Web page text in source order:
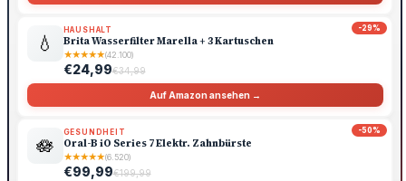
-29%
💧
HAUSHALT
Brita Wasserfilter Marella + 3 Kartuschen
★★★★★(42.100)
€24,99€34,99
Auf Amazon ansehen →
-50%
🪷
GESUNDHEIT
Oral-B iO Series 7 Elektr. Zahnbürste
★★★★★(6.520)
€99,99€199,99